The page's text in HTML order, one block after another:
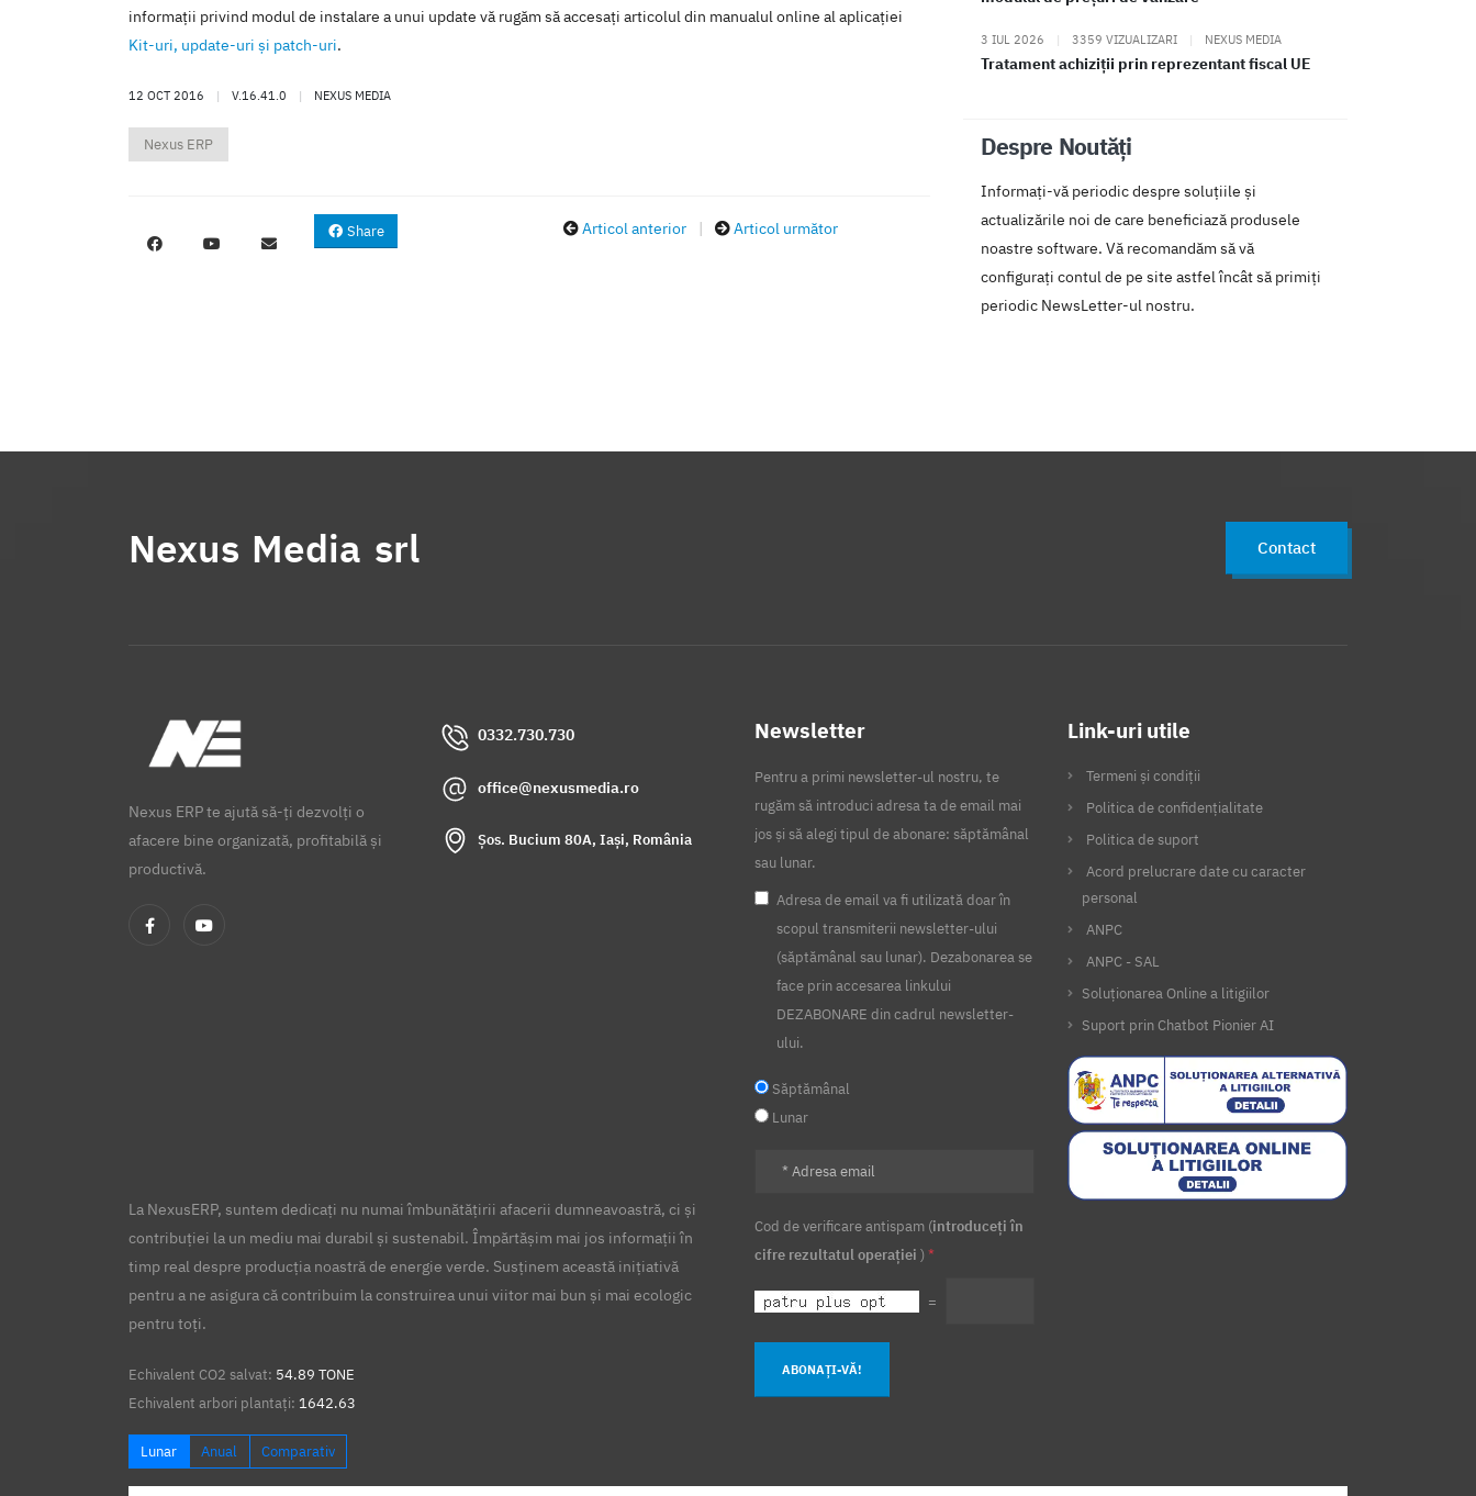
informaţii privind modul de instalare a unui update vă rugăm să accesaţi articolul din manualul online al aplicaţiei
Kit-uri, update-uri şi patch-uri.
12 OCT 2016 | V.16.41.0 | NEXUS MEDIA
Nexus ERP
Share Articol anterior | Articol următor
3 IUL 2026 | 3359 VIZUALIZARI | NEXUS MEDIA
Tratament achiziții prin reprezentant fiscal UE
Despre Noutăți
Informați-vă periodic despre soluțiile și
actualizările noi de care beneficiază produsele
noastre software. Vă recomandăm să vă
configurați contul de pe site astfel încât să primiți
periodic NewsLetter-ul nostru.
Nexus Media srl Contact
Nexus ERP te ajută să-ți dezvolți o
afacere bine organizată, profitabilă și
productivă.
0332.730.730
office@nexusmedia.ro
Șos. Bucium 80A, Iași, România
Newsletter
Pentru a primi newsletter-ul nostru, te
rugăm să introduci adresa ta de email mai
jos și să alegi tipul de abonare: săptămânal
sau lunar.
Adresa de email va fi utilizată doar în
scopul transmiterii newsletter-ului
(săptămânal sau lunar). Dezabonarea se
face prin accesarea linkului
DEZABONARE din cadrul newsletter-
ului.
Săptămânal
Lunar
Cod de verificare antispam (introduceți în
cifre rezultatul operației ) *
=
ABONAȚI-VĂ!
Link-uri utile
Termeni și condiții
Politica de confidențialitate
Politica de suport
Acord prelucrare date cu caracter
personal
ANPC
ANPC - SAL
Soluționarea Online a litigiilor
Suport prin Chatbot Pionier AI
La NexusERP, suntem dedicați nu numai îmbunătățirii afacerii dumneavoastră, ci și
contribuției la un mediu mai durabil și sustenabil. Împărtășim mai jos informații în
timp real despre producția noastră de energie verde. Susținem această inițiativă
pentru a ne asigura că contribuim la construirea unui viitor mai bun și mai ecologic
pentru toți.
Echivalent CO2 salvat: 54.89 TONE
Echivalent arbori plantați: 1642.63
Lunar Anual Comparativ